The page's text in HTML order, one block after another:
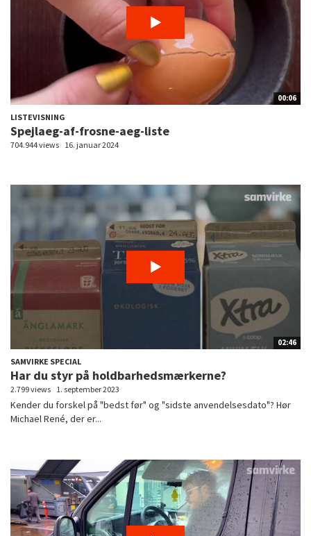
00:06
LISTEVISNING
Spejlaeg-af-frosne-aeg-liste
704.944 views 16. januar 2024
02:46
SAMVIRKE SPECIAL
Har du styr på holdbarhedsmærkerne?
2.799 views 1. september 2023
Kender du forskel på "bedst før" og "sidste anvendelsesdato"? Hør
Michael René, der er...